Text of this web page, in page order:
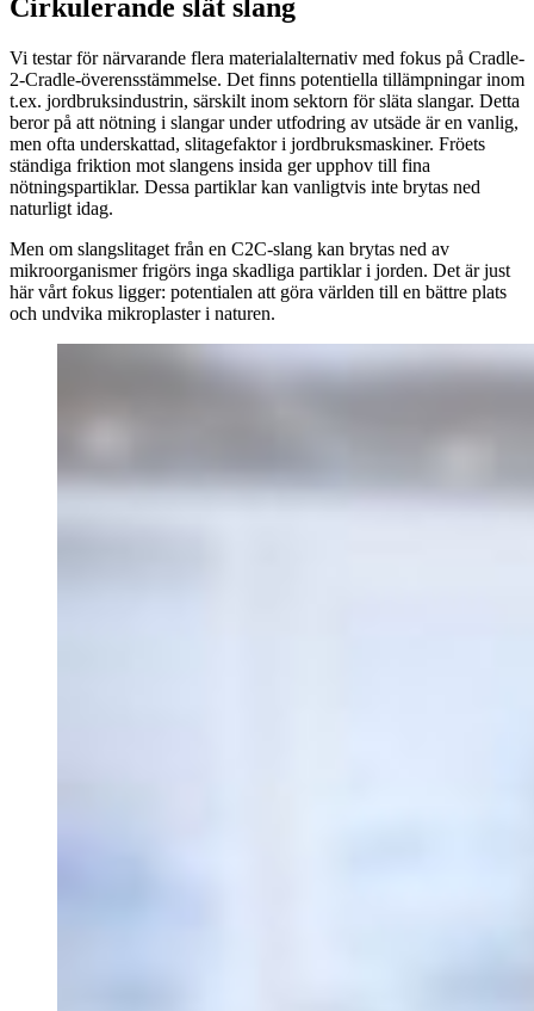
Cirkulerande slät slang
Vi testar för närvarande flera materialalternativ med fokus på Cradle-
2-Cradle-överensstämmelse. Det finns potentiella tillämpningar inom
t.ex. jordbruksindustrin, särskilt inom sektorn för släta slangar. Detta
beror på att nötning i slangar under utfodring av utsäde är en vanlig,
men ofta underskattad, slitagefaktor i jordbruksmaskiner. Fröets
ständiga friktion mot slangens insida ger upphov till fina
nötningspartiklar. Dessa partiklar kan vanligtvis inte brytas ned
naturligt idag.
Men om slangslitaget från en C2C-slang kan brytas ned av
mikroorganismer frigörs inga skadliga partiklar i jorden. Det är just
här vårt fokus ligger: potentialen att göra världen till en bättre plats
och undvika mikroplaster i naturen.